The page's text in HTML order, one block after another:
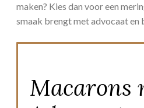
maken? Kies dan voor een
smaak brengt met advocaat en
Macarons